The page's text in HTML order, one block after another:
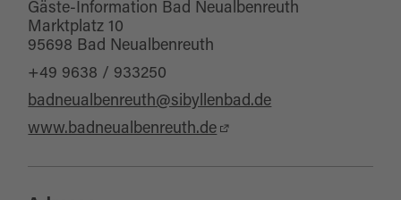
Gäste-Information Bad Neualbenreuth
Marktplatz 10
95698 Bad Neualbenreuth
+49 9638 / 933250
badneualbenreuth@sibyllenbad.de
www.badneualbenreuth.de